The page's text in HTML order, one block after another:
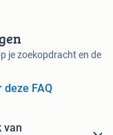
je zoekopdracht en de
deze FAQ
van